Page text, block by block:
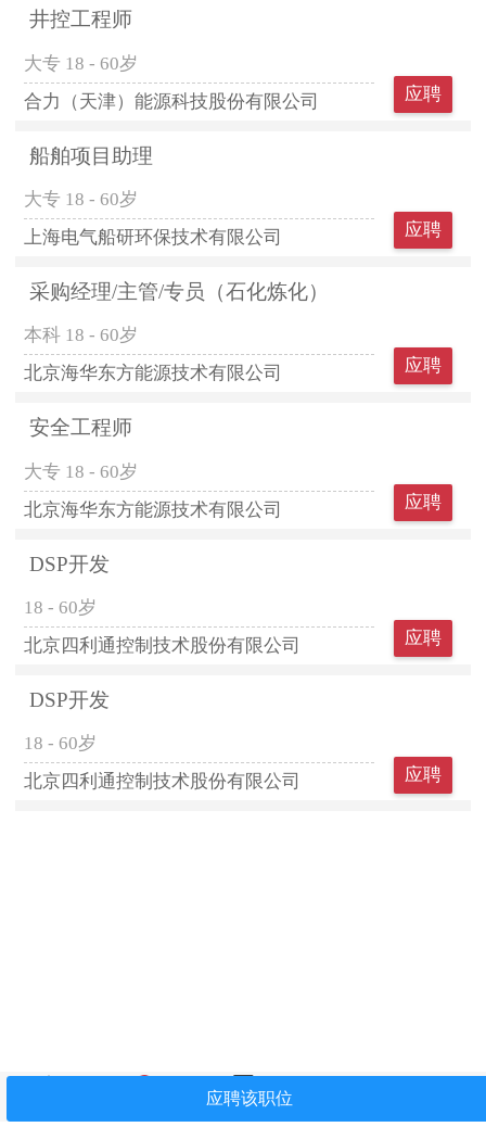
井控工程师
大专 18 - 60岁
合力（天津）能源科技股份有限公司
应聘
船舶项目助理
大专 18 - 60岁
上海电气船研环保技术有限公司
应聘
采购经理/主管/专员（石化炼化）
本科 18 - 60岁
北京海华东方能源技术有限公司
应聘
安全工程师
大专 18 - 60岁
北京海华东方能源技术有限公司
应聘
DSP开发
18 - 60岁
北京四利通控制技术股份有限公司
应聘
DSP开发
18 - 60岁
北京四利通控制技术股份有限公司
应聘
简历中心